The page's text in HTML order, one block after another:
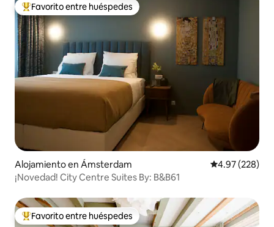
Favorito entre huéspedes preferido
Favorito entre huéspedes
Alojamiento en Ámsterdam Calificación
4.97 (228)
¡Novedad! City Centre Suites By: B&B61
Favorito entre huéspedes preferido
Favorito entre huéspedes